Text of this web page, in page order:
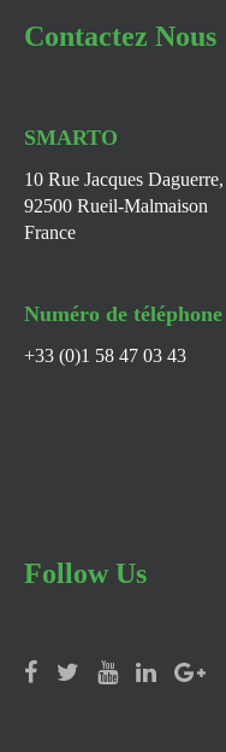
Contactez Nous
SMARTO
10 Rue Jacques Daguerre,
92500 Rueil-Malmaison
France
Numéro de téléphone
+33 (0)1 58 47 03 43
Follow Us